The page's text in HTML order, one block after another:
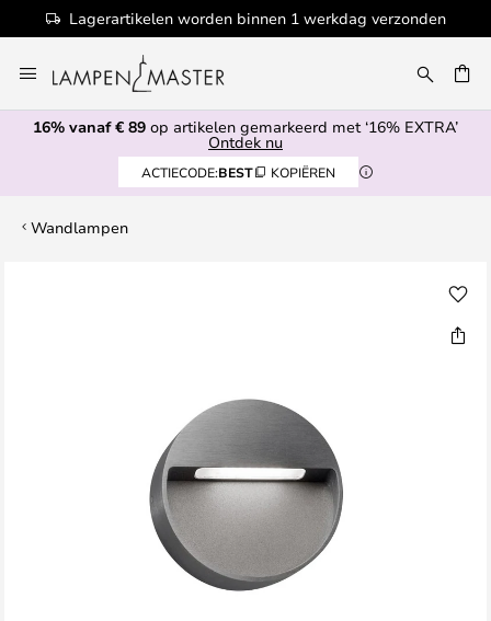
Lagerartikelen worden binnen 1 werkdag verzonden
naar
de
inhoud
16% vanaf € 89 op artikelen gemarkeerd met ‘16% EXTRA’
Ontdek nu
ACTIECODE:BEST KOPIËREN
Wandlampen